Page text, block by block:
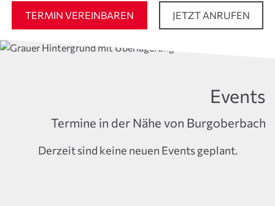
TERMIN VEREINBAREN JETZT ANRUFEN
Termine in der Nähe von Burgoberbach
Events
Derzeit sind keine neuen Events geplant.